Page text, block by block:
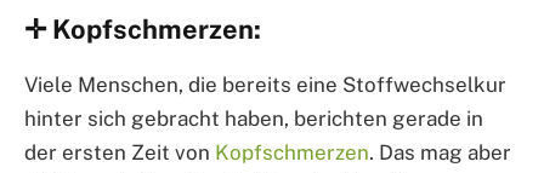
✛ Kopfschmerzen:
Viele Menschen, die bereits eine Stoffwechselkur
hinter sich gebracht haben, berichten gerade in
der ersten Zeit von Kopfschmerzen. Das mag aber